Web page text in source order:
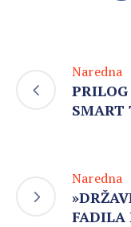
Naredna
SMART
Naredna
FADILA